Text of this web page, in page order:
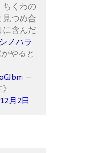
ちくわの
見つめ合
に含んだ
ノハラ
やると
—
月2日